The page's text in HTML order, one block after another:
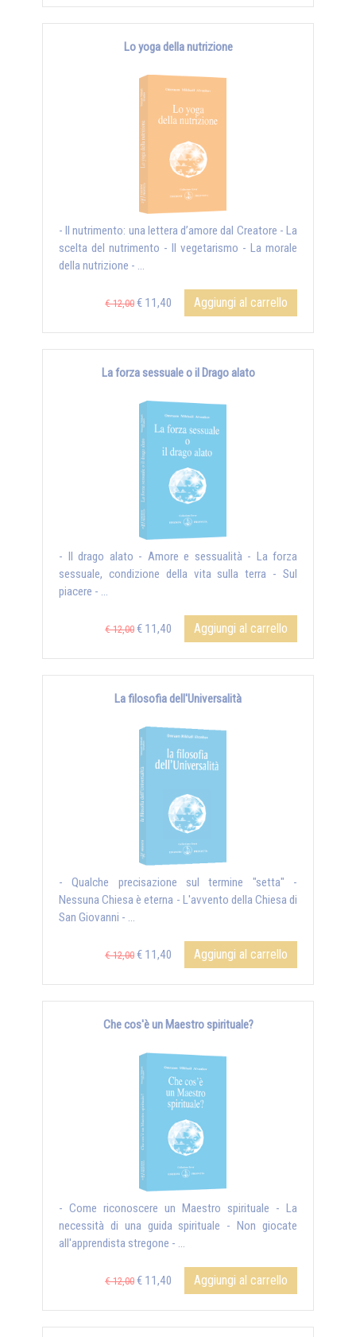
Lo yoga della nutrizione
- Il nutrimento: una lettera d’amore dal Creatore - La
scelta del nutrimento - Il vegetarismo - La morale
della nutrizione - ...
€ 12,00 € 11,40 Aggiungi al carrello
La forza sessuale o il Drago alato
- Il drago alato - Amore e sessualità - La forza
sessuale, condizione della vita sulla terra - Sul
piacere - ...
€ 12,00 € 11,40 Aggiungi al carrello
La filosofia dell'Universalità
- Qualche precisazione sul termine "setta" -
Nessuna Chiesa è eterna - L'avvento della Chiesa di
San Giovanni - ...
€ 12,00 € 11,40 Aggiungi al carrello
Che cos'è un Maestro spirituale?
- Come riconoscere un Maestro spirituale - La
necessità di una guida spirituale - Non giocate
all'apprendista stregone - ...
€ 12,00 € 11,40 Aggiungi al carrello